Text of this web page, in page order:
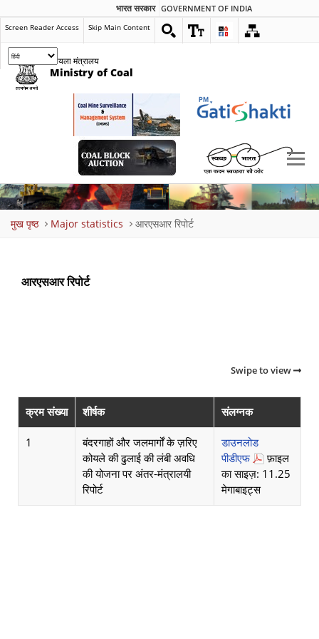
भारत सरकार GOVERNMENT OF INDIA
Screen Reader Access Skip Main Content
कोयला मंत्रालय
Ministry of Coal
मुख पृष्ठ Major statistics आरएसआर रिपोर्ट
आरएसआर रिपोर्ट
Swipe to view
क्रम संख्या शीर्षक संलग्नक
1
बंदरगाहों और जलमार्गों के ज़रिए
कोयले की ढुलाई की लंबी अवधि
की योजना पर अंतर-मंत्रालयी
रिपोर्ट
डाउनलोड
पीडीएफ
फ़ाइल
का साइज़: 11.25
मेगाबाइट्स